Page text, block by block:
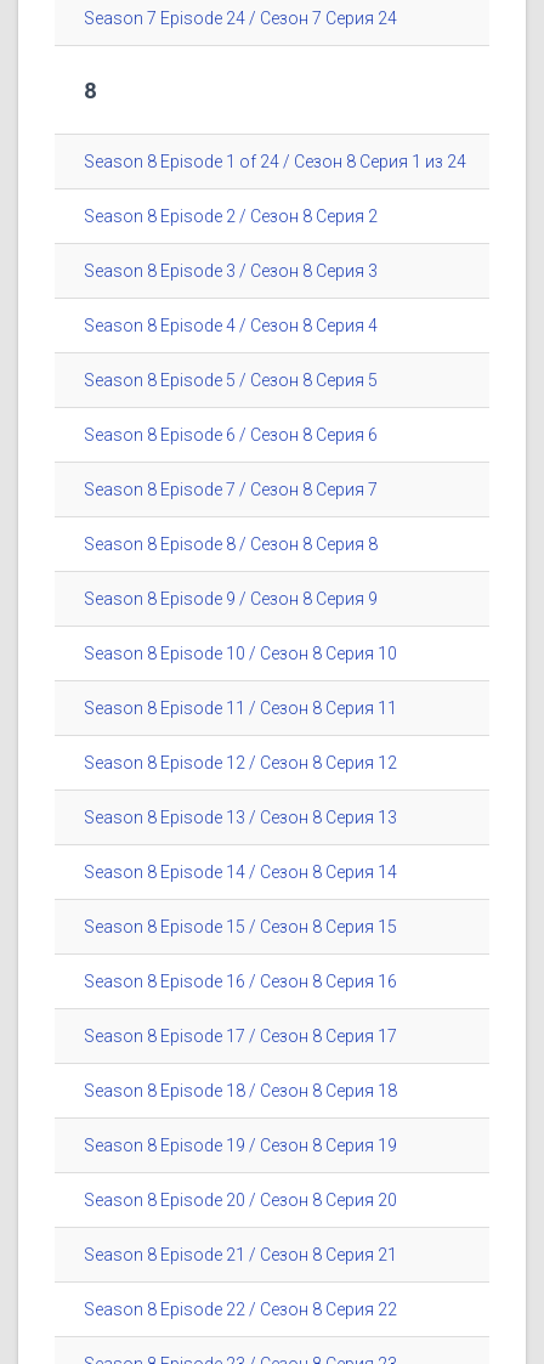
Season 7 Episode 24 / Сезон 7 Серия 24
8
Season 8 Episode 1 of 24 / Сезон 8 Серия 1 из 24
Season 8 Episode 2 / Сезон 8 Серия 2
Season 8 Episode 3 / Сезон 8 Серия 3
Season 8 Episode 4 / Сезон 8 Серия 4
Season 8 Episode 5 / Сезон 8 Серия 5
Season 8 Episode 6 / Сезон 8 Серия 6
Season 8 Episode 7 / Сезон 8 Серия 7
Season 8 Episode 8 / Сезон 8 Серия 8
Season 8 Episode 9 / Сезон 8 Серия 9
Season 8 Episode 10 / Сезон 8 Серия 10
Season 8 Episode 11 / Сезон 8 Серия 11
Season 8 Episode 12 / Сезон 8 Серия 12
Season 8 Episode 13 / Сезон 8 Серия 13
Season 8 Episode 14 / Сезон 8 Серия 14
Season 8 Episode 15 / Сезон 8 Серия 15
Season 8 Episode 16 / Сезон 8 Серия 16
Season 8 Episode 17 / Сезон 8 Серия 17
Season 8 Episode 18 / Сезон 8 Серия 18
Season 8 Episode 19 / Сезон 8 Серия 19
Season 8 Episode 20 / Сезон 8 Серия 20
Season 8 Episode 21 / Сезон 8 Серия 21
Season 8 Episode 22 / Сезон 8 Серия 22